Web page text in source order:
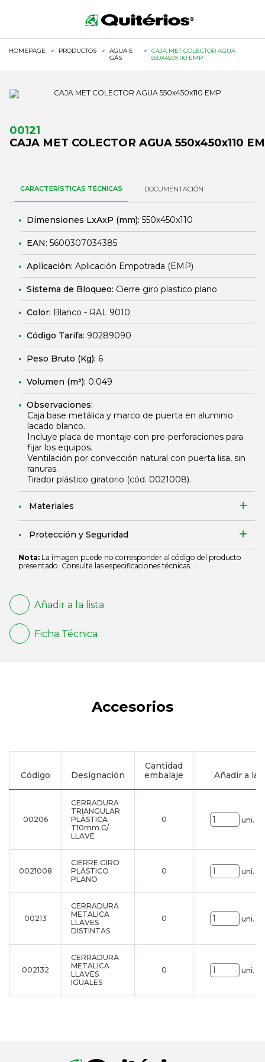
HOMEPAGE > PRODUCTOS >
AGUA E
GÁS
>
CAJA MET COLECTOR AGUA
550X450X110 EMP
00121
CAJA MET COLECTOR AGUA 550x450x110
CARACTERÍSTICAS TÉCNICAS DOCUMENTACIÓN
Dimensiones LxAxP (mm): 550x450x110
EAN: 5600307034385
Aplicación: Aplicación Empotrada (EMP)
Sistema de Bloqueo: Cierre giro plastico plano
Color: Blanco - RAL 9010
Código Tarifa: 90289090
Peso Bruto (Kg): 6
Volumen (m³): 0.049
Observaciones:
Caja base metálica y marco de puerta en aluminio
lacado blanco.
Incluye placa de montaje con pre-perforaciones para
fijar los equipos.
Ventilación por convección natural con puerta lisa, sin
ranuras.
Tirador plástico giratorio (cód. 0021008).
Materiales
Protección y Seguridad
Nota: La imagen puede no corresponder al código del producto
presentado. Consulte las especificaciones técnicas.
Añadir a la lista
Ficha Técnica
Accesorios
Código Designación
Cantidad
embalaje
Añadir a la
00206
CERRADURA
TRIANGULAR
PLÁSTICA
T10mm C/
LLAVE
0 uni.
0021008
CIERRE GIRO
PLÁSTICO
PLANO
0 uni.
00213
CERRADURA
METALICA
LLAVES
DISTINTAS
0 uni.
002132
CERRADURA
METALICA
LLAVES
IGUALES
0 uni.